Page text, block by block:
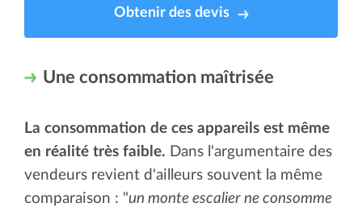
Obtenir des devis
Une consommation maîtrisée
La consommation de ces appareils est même
en réalité très faible. Dans l'argumentaire des
vendeurs revient d'ailleurs souvent la même
comparaison : "un monte escalier ne consomme